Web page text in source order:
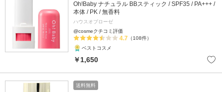
Oh!Baby ナチュラル BBスティック / SPF35 / PA+++ /
本体 / PK / 無香料
ハウスオブローゼ
@cosmeクチコミ評価
4.7 （108件）
ベストコスメ
￥1,650
送料無料